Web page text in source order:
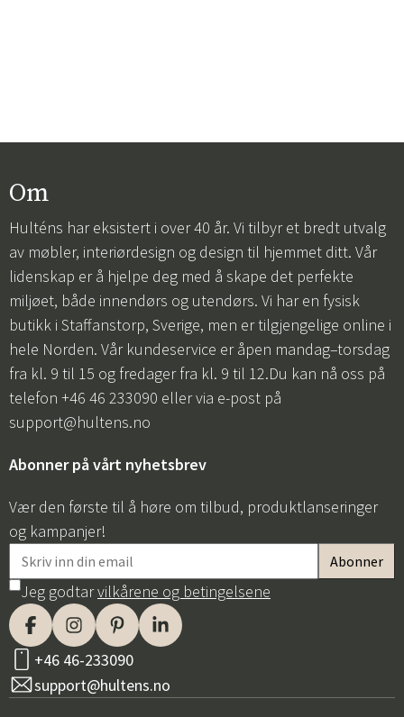
Om
Hulténs har eksistert i over 40 år. Vi tilbyr et bredt utvalg
av møbler, interiørdesign og design til hjemmet ditt. Vår
lidenskap er å hjelpe deg med å skape det perfekte
miljøet, både innendørs og utendørs. Vi har en fysisk
butikk i Staffanstorp, Sverige, men er tilgjengelige online i
hele Norden. Vår kundeservice er åpen mandag–torsdag
fra kl. 9 til 15 og fredager fra kl. 9 til 12.Du kan nå oss på
telefon +46 46 233090 eller via e-post på
support@hultens.no
Abonner på vårt nyhetsbrev
Vær den første til å høre om tilbud, produktlanseringer
og kampanjer!
Jeg godtarvilkårene og betingelsene
+46 46-233090
support@hultens.no